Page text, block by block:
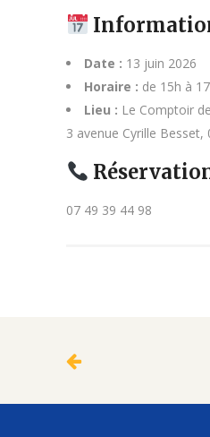
Date : 13 juin 2026
Horaire : de 15h à
Lieu : Le Comptoir
3 avenue Cyrille Besset,
07 49 39 44 98